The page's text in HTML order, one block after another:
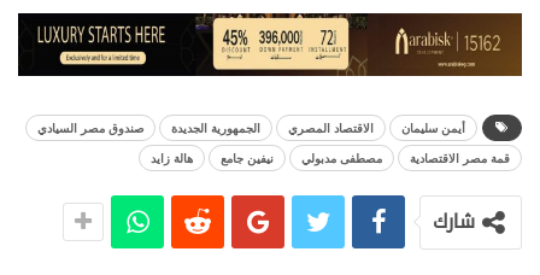
أيمن سليمان الاقتصاد المصري الجمهورية الجديدة
صندوق مصر السيادي
قمة مصر الاقتصادية
مصطفى مدبولي نيفين جامع هالة زايد
شارك